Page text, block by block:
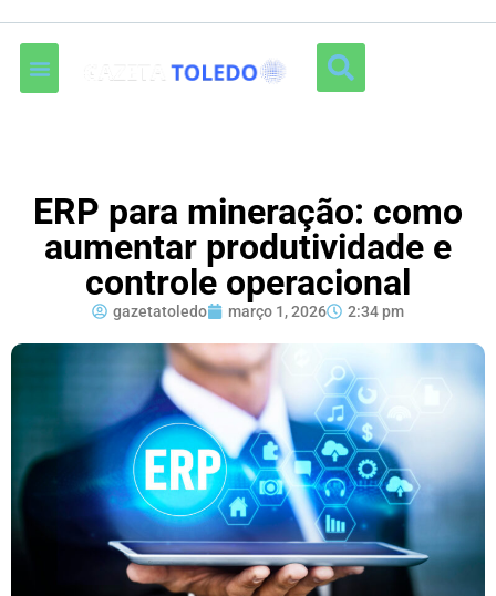
ERP para mineração: como
aumentar produtividade e
controle operacional
gazetatoledo março 1, 2026 2:34 pm